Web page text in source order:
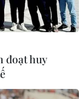
đoạt huy